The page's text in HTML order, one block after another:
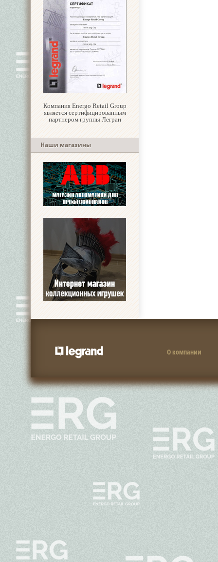
Компания Energo Retail Group
является сертифицированным
партнером группы Легран
Наши магазины
О компании